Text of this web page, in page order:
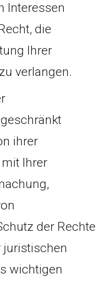
Interessen
die
Ihrer
verlangen.
ihrer
Ihrer
der Rechte
juristischen
wichtigen